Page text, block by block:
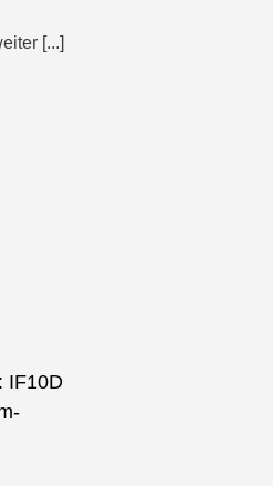
[...]
IF10D